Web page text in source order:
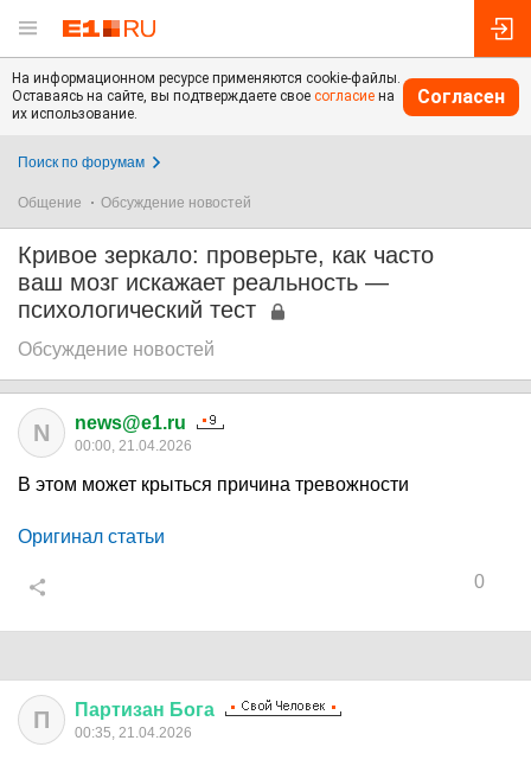
На информационном ресурсе применяются cookie-файлы.
Оставаясь на сайте, вы подтверждаете свое согласие на
их использование.
Согласен
Поиск по форумам
Общение Обсуждение новостей
Кривое зеркало: проверьте, как часто
ваш мозг искажает реальность —
психологический тест
Обсуждение новостей
N news@e1.ru
00:00, 21.04.2026
В этом может крыться причина тревожности
Оригинал статьи
0
П Партизан Бога
00:35, 21.04.2026